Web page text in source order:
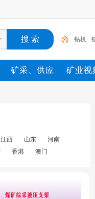
钻机
电机
矿采、供应 矿业视
江西 山东
河南
香港 澳门